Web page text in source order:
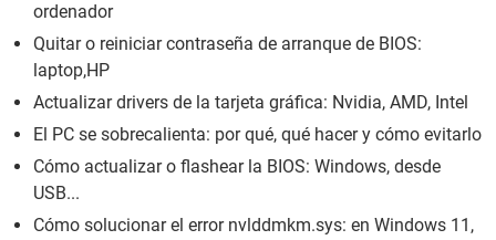
ordenador
Quitar o reiniciar contraseña de arranque de BIOS:
laptop,HP
Actualizar drivers de la tarjeta gráfica: Nvidia, AMD, Intel
El PC se sobrecalienta: por qué, qué hacer y cómo evitarlo
Cómo actualizar o flashear la BIOS: Windows, desde
USB...
Cómo solucionar el error nvlddmkm.sys: en Windows 11,